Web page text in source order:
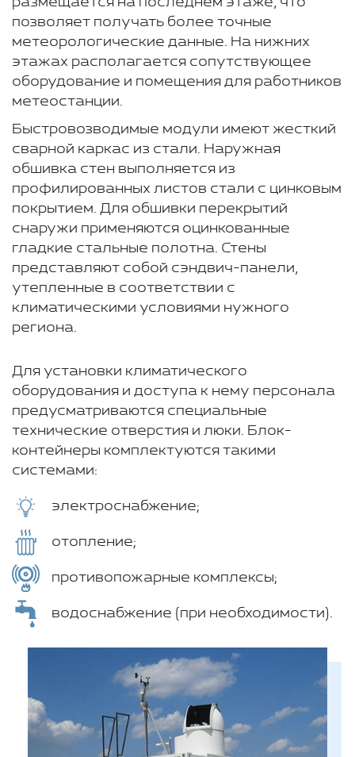
позволяет получать более точные
метеорологические данные. На нижних
этажах располагается сопутствующее
оборудование и помещения для работников
метеостанции.
Быстровозводимые модули имеют жесткий
сварной каркас из стали. Наружная
обшивка стен выполняется из
профилированных листов стали с цинковым
покрытием. Для обшивки перекрытий
снаружи применяются оцинкованные
гладкие стальные полотна. Стены
представляют собой сэндвич-панели,
утепленные в соответствии с
климатическими условиями нужного
региона.
Для установки климатического
оборудования и доступа к нему персонала
предусматриваются специальные
технические отверстия и люки. Блок-
контейнеры комплектуются такими
системами:
электроснабжение;
отопление;
противопожарные комплексы;
водоснабжение (при необходимости).